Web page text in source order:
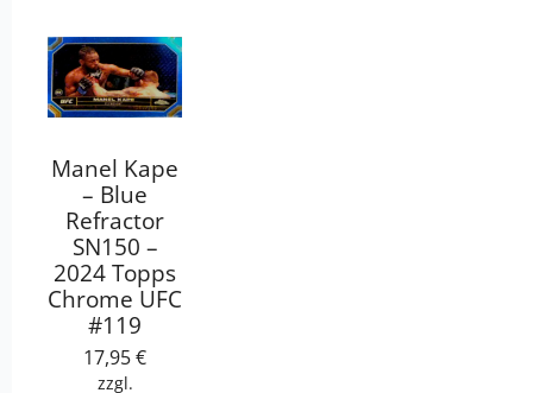
Manel Kape
– Blue
Refractor
SN150 –
2024 Topps
Chrome UFC
#119
17,95 €
zzgl.